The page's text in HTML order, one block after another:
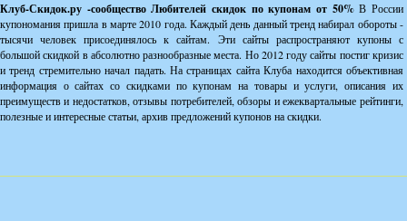
Клуб-Скидок.ру -сообщество Любителей скидок по купонам от 50%В России
купономания пришла в марте 2010 года. Каждый день данный тренд набирал обороты -
тысячи человек присоединялось к сайтам. Эти сайты распространяют купоны с
большой скидкой в абсолютно разнообразные места. Но 2012 году сайты постиг кризис
и тренд стремительно начал падать. На страницах сайта Клуба находится объективная
информация о сайтах со скидками по купонам на товары и услуги, описания их
преимуществ и недостатков, отзывы потребителей, обзоры и ежеквартальные рейтинги,
полезные и интересные статьи, архив предложений купонов на скидки.